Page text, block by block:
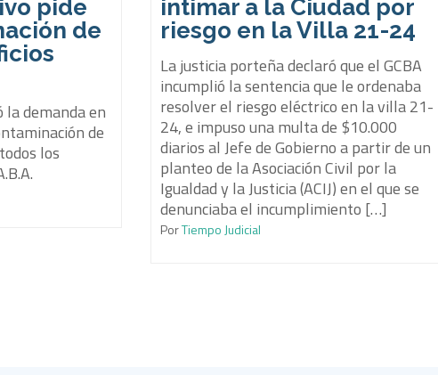
pide
de
demanda en
de
los
intimar a la Ciudad por
riesgo en la Villa 21-24
La justicia porteña declaró que el GCBA
incumplió la sentencia que le ordenaba
resolver el riesgo eléctrico en la villa 21-
24, e impuso una multa de $10.000
diarios al Jefe de Gobierno a partir de un
planteo de la Asociación Civil por la
Igualdad y la Justicia (ACIJ) en el que se
denunciaba el incumplimiento […]
PorTiempo Judicial